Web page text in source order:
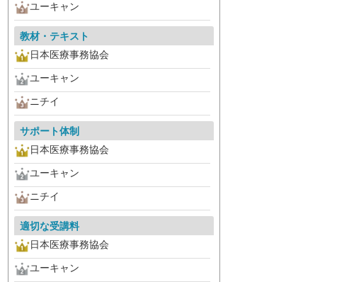
ユーキャン
教材・テキスト
日本医療事務協会
ユーキャン
ニチイ
サポート体制
日本医療事務協会
ユーキャン
ニチイ
適切な受講料
日本医療事務協会
ユーキャン